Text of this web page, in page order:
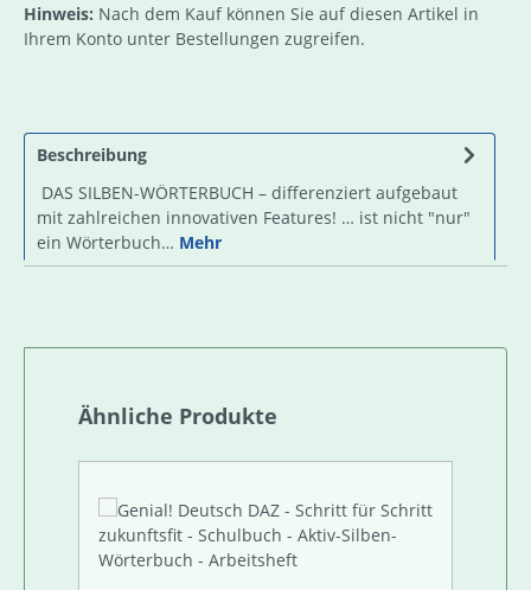
Hinweis: Nach dem Kauf können Sie auf diesen Artikel in
Ihrem Konto unter Bestellungen zugreifen.
Beschreibung
DAS SILBEN-WÖRTERBUCH – differenziert aufgebaut
mit zahlreichen innovativen Features! … ist nicht "nur"
ein Wörterbuch… Mehr
Produktgalerie überspringen
Ähnliche Produkte